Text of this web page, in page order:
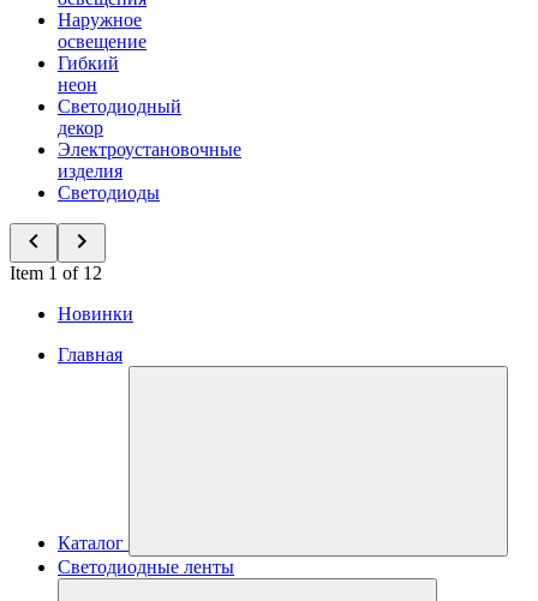
Наружное
освещение
Гибкий
неон
Светодиодный
декор
Электроустановочные
изделия
Светодиоды
Item 1 of 12
Новинки
Главная
Каталог
Светодиодные ленты